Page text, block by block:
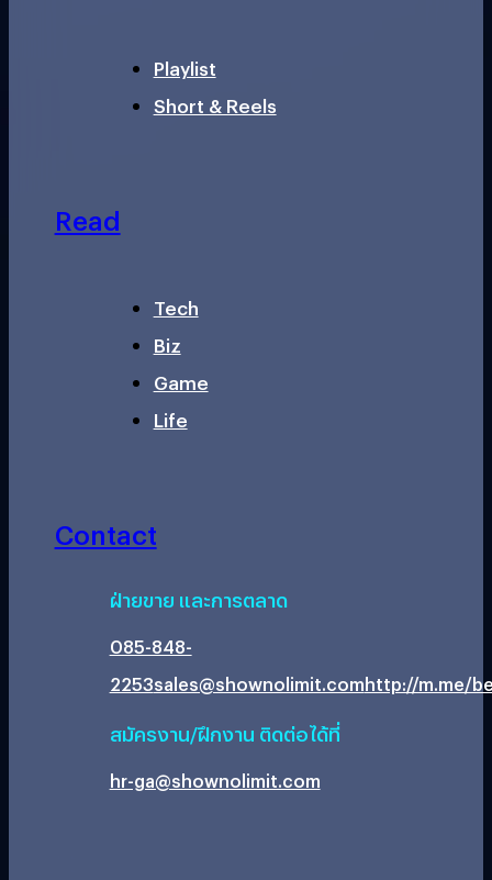
Playlist
Short & Reels
Read
Tech
Biz
Game
Life
Contact
ฝ่ายขาย และการตลาด
085-848-
2253sales@shownolimit.comhttp://m.me/
สมัครงาน/ฝึกงาน ติดต่อได้ที่
hr-ga@shownolimit.com